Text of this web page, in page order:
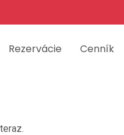
Rezervácie Cenník